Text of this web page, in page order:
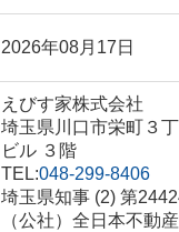
2026年08月17日
えびす家株式会社
埼玉県川口市栄町３
ビル ３階
TEL:048-299-8406
埼玉県知事 (2) 第
（公社）全日本不動